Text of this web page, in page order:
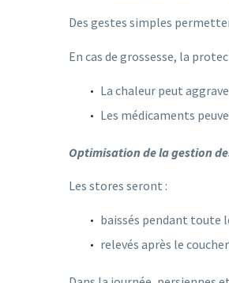
Des gestes simples
En cas de grossesse, la
La chaleur peut
Les médicaments
Optimisation de la gestion
Les stores seront :
baissés pendant toute
relevés après le